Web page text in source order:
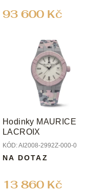
93 600 Kč
Hodinky MAURICE
LACROIX
KÓD:AI2008-2992Z-000-0
13 860 Kč
NA DOTAZ